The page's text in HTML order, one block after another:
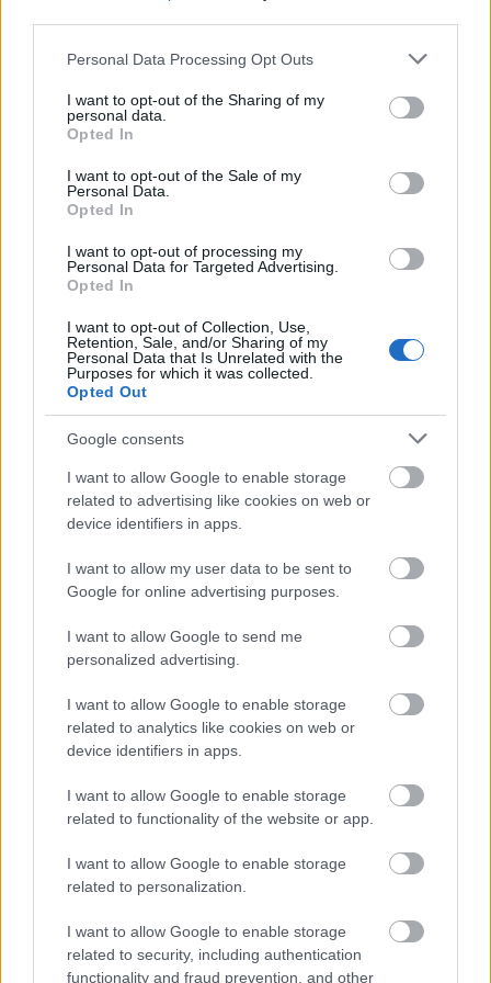
Please note that this website/app uses one or more Google
not limited to your visit or usage behaviour. You may click to
grant or deny consent to Google and its third-party tags to
use your data for below specified purposes in below Google
consent section.
Personal Data Processing Opt Outs
I want to opt-out of the Sharing of my
personal data.
Opted In
I want to opt-out of the Sale of my
Personal Data.
Opted In
I want to opt-out of processing my
Personal Data for Targeted Advertising.
Opted In
I want to opt-out of Collection, Use,
Retention, Sale, and/or Sharing of my
Personal Data that Is Unrelated with the
Purposes for which it was collected.
Opted Out
Google consents
I want to allow Google to enable storage
related to advertising like cookies on web or
device identifiers in apps.
I want to allow my user data to be sent to
Google for online advertising purposes.
I want to allow Google to send me
personalized advertising.
I want to allow Google to enable storage
related to analytics like cookies on web or
device identifiers in apps.
I want to allow Google to enable storage
related to functionality of the website or app.
I want to allow Google to enable storage
related to personalization.
I want to allow Google to enable storage
related to security, including authentication
functionality and fraud prevention, and other
freddyD
17 éve
Elég off a kérdésem, de ha már világversenyről van
Hokiból miért nincs Európa-bajnokság?
jágör68
@freddyD: Sztem az előző hozzászóló már leírta:
money talks...
Más kérdés, hogy nem is tudnánk mikor rendezni, ax
augusztus vége- szeptember eleje, hogy ne essen
bele semmilyen foci- eseménybe. A VB is emiatt 2
hetes. Nem szabad a foci elől elvenni a nézőket-
miki78
@freddyD: Régen úgy volt, hogy Világ- és
Európabajnokság. Aki a legjobb európai volt
(rendszerint a szovjetek), az lett az Európa-bajnok is.
Amúgy meg gusztustalan, hogy az Olimpia, ahol a
nemzeti csapatban kell játszani, az is fáj egyes
játékosoknak, persze, mert ott nincs annyi pénz...
hüjeliba
Szerintem a lényeg az ,hogy az NHL
világbajnokságnak kell eladni az USA-ban különben